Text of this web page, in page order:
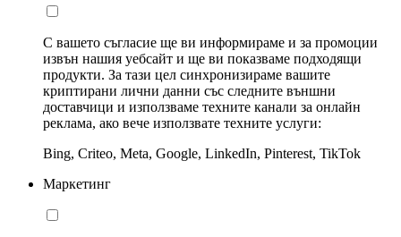
С вашето съгласие ще ви информираме и за промоции
извън нашия уебсайт и ще ви показваме подходящи
продукти. За тази цел синхронизираме вашите
криптирани лични данни със следните външни
доставчици и използваме техните канали за онлайн
реклама, ако вече използвате техните услуги:
Bing, Criteo, Meta, Google, LinkedIn, Pinterest, TikTok
Маркетинг